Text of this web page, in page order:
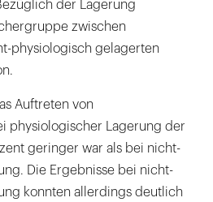
der Lagerung
zwischen
physiologisch gelagerten
Auftreten von
physiologischer Lagerung der
geringer war als bei nicht-
Die Ergebnisse bei nicht-
konnten allerdings deutlich